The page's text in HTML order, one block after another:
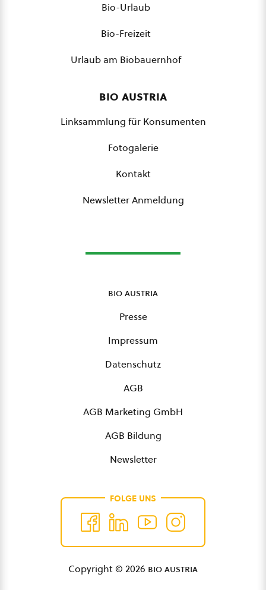
Bio-Urlaub
Bio-Freizeit
Urlaub am Biobauernhof
bio austria
Linksammlung für Konsumenten
Fotogalerie
Kontakt
Newsletter Anmeldung
bio austria
Presse
Impressum
Datenschutz
AGB
AGB Marketing GmbH
AGB Bildung
Newsletter
FOLGE UNS
Copyright © 2026 bio austria